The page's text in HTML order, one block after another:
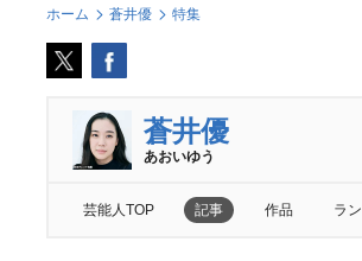
ホーム 蒼井優 特集
蒼井優
あおいゆう
芸能人TOP 記事 作品 ラ